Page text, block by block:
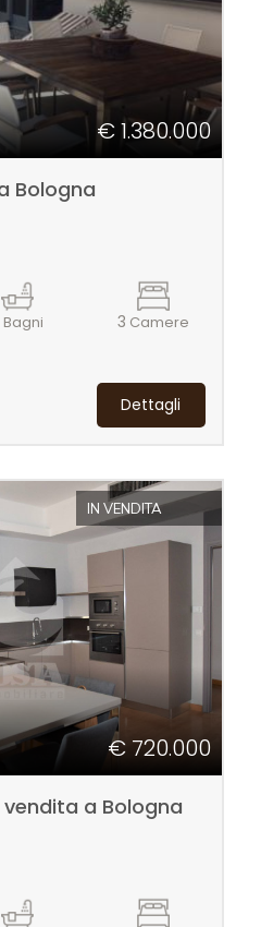
€ 1.380.000
Bologna
Bagni 3 Camere
Dettagli
IN VENDITA
€ 720.000
a Bologna